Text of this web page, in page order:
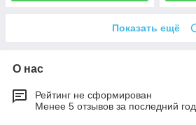
Показать ещё
О нас
Рейтинг не сформирован
Менее 5 отзывов за последний год